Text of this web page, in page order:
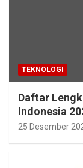
TEKNOLOGI
Daftar
Indonesia
25 Desember